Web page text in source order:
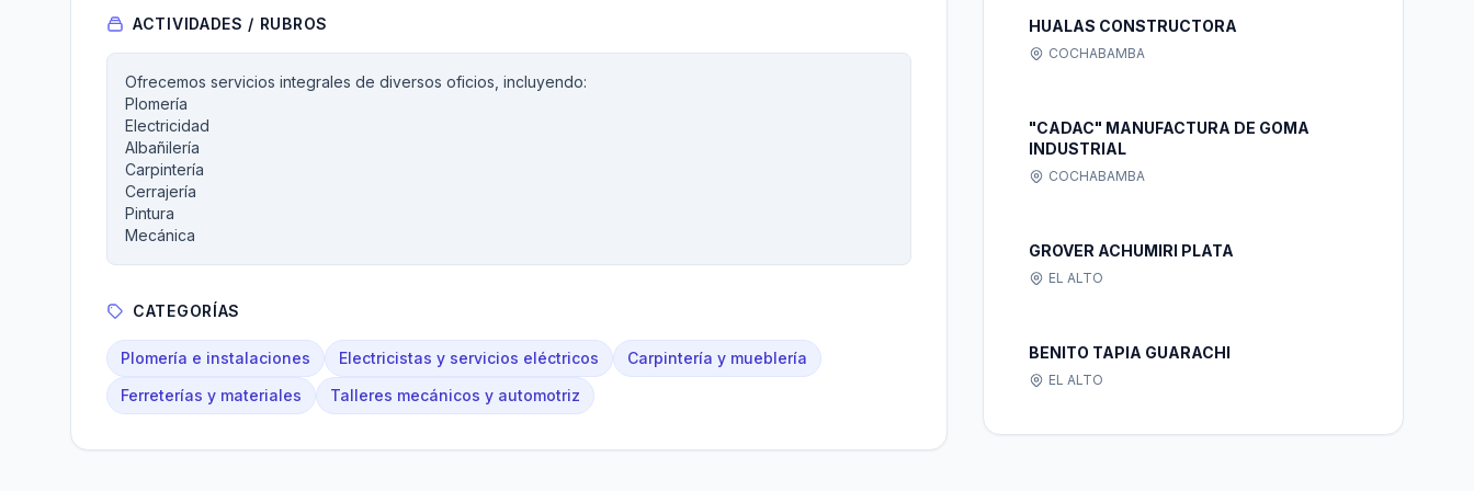
ACTIVIDADES / RUBROS
Ofrecemos servicios integrales de diversos oficios, incluyendo:
Plomería
Electricidad
Albañilería
Carpintería
Cerrajería
Pintura
Mecánica
CATEGORÍAS
Plomería e instalaciones Electricistas y servicios eléctricos
Carpintería y mueblería
Ferreterías y materiales
Talleres mecánicos y automotriz
HUALAS CONSTRUCTORA
COCHABAMBA
"CADAC" MANUFACTURA DE GOMA
INDUSTRIAL
COCHABAMBA
GROVER ACHUMIRI PLATA
EL ALTO
BENITO TAPIA GUARACHI
EL ALTO